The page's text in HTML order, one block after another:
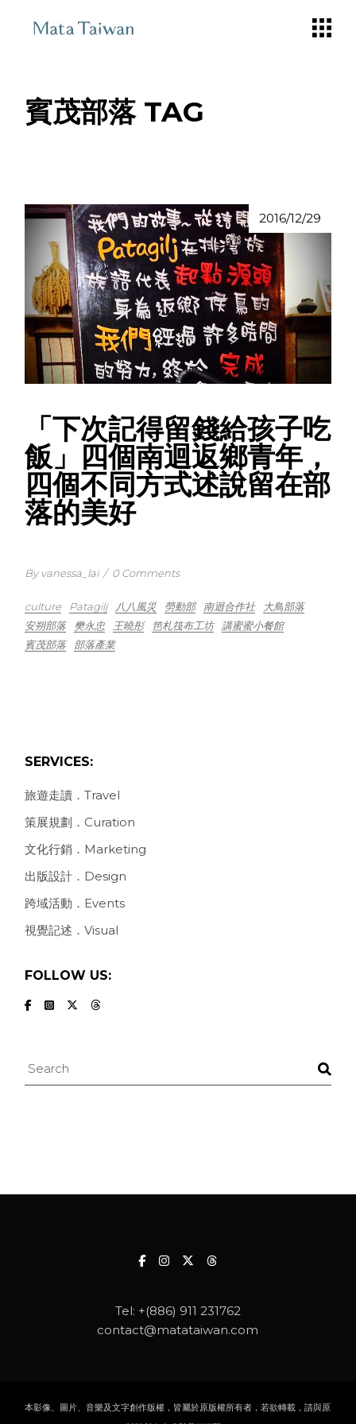
賓茂部落 TAG
2016/12/29
「下次記得留錢給孩子吃
飯」四個南迴返鄉青年，
四個不同方式述說留在部
落的美好
By vanessa_lai / 0 Comments
culture Patagilj 八八風災 勞動部 南迴合作社
大鳥部落
安朔部落
樊永忠 王曉彤 笆札筏布工坊
講蜜蜜小餐館
賓茂部落
部落產業
SERVICES:
旅遊走讀．Travel
策展規劃．Curation
文化行銷．Marketing
出版設計．Design
跨域活動．Events
視覺記述．Visual
FOLLOW US:
Search
Tel: +(886) 911 231762
contact@matataiwan.com
本影像、圖片、音樂及文字創作版權，皆屬於原版權所有者，若欲轉載，請與原